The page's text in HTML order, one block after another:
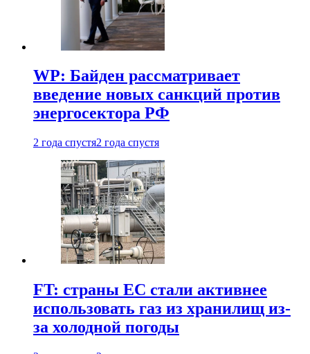
WP: Байден рассматривает
введение новых санкций против
энергосектора РФ
2 года спустя2 года спустя
FT: страны ЕС стали активнее
использовать газ из хранилищ из-
за холодной погоды